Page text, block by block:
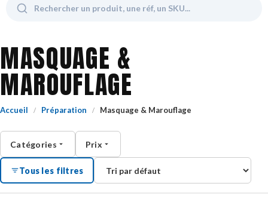
MASQUAGE &
MAROUFLAGE
Accueil / Préparation / Masquage & Marouflage
Catégories Prix
Tous les filtres